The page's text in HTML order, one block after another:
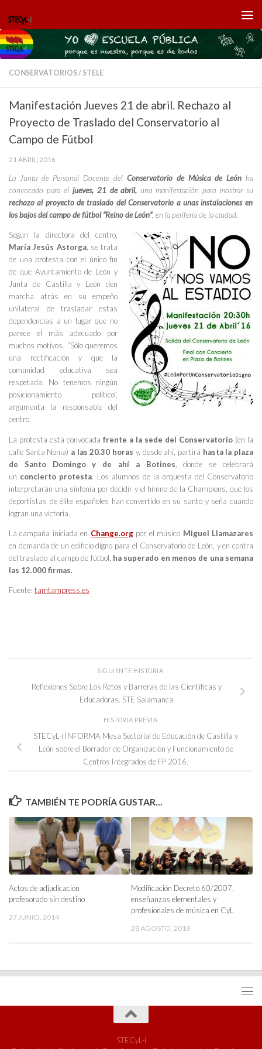
Saltar al contenido
CONSERVATORIOS/ STELE
Manifestación Jueves 21 de abril. Rechazo al
Proyecto de Traslado del Conservatorio al
Campo de Fútbol
21 ABRIL, 2016
La Junta de Personal Docente del Conservatorio de Música de León ha
convocado para el jueves, 21 de abril, una manifestación para mostrar su
rechazo al proyecto de traslado del Conservatorio a unas instalaciones en
los bajos del campo de fútbol “Reino de León”, en la periferia de la ciudad.
Según la directora del centro,
María Jesús Astorga, se trata
de una protesta con el único fin
de que Ayuntamiento de León y
Junta de Castilla y León den
marcha atrás en su empeño
unilateral de trasladar estas
dependencias a un lugar que no
parece el más adecuado por
muchos motivos. “Sólo queremos
una rectificación y que la
comunidad educativa sea
respetada. No tenemos ningún
posicionamiento político”,
argumenta la responsable del
centro.
La protesta está convocada frente a la sede del Conservatorio (en la
calle Santa Nonia) a las 20.30 horas y, desde ahí, partirá hasta la plaza
de Santo Domingo y de ahí a Botines , donde se celebrará
un concierto protesta. Los alumnos de la orquesta del Conservatorio
interpretarán una sinfonía por decidir y el himno de la Champions, que los
deportistas de élite españoles han convertido en su santo y seña cuando
logran una victoria.
La campaña iniciada en Change.org por el músico Miguel Llamazares
en demanda de un edificio digno para el Conservatorio de León, y en contra
del traslado al campo de fútbol, ha superado en menos de una semana
las 12.000 firmas.
Fuente: tamtampress.es
SIGUIENTE HISTORIA
Reflexiones Sobre Los Retos y Barreras de las Científicas y
Educadoras. STE Salamanca
HISTORIA PREVIA
STECyL-i INFORMA Mesa Sectorial de Educación de Castilla y
León sobre el Borrador de Organización y Funcionamiento de
Centros Integrados de FP 2016.
TAMBIÉN TE PODRÍA GUSTAR...
Actos de adjudicación
profesorado sin destino
27 JUNIO, 2014
Modificación Decreto 60/2007,
enseñanzas elementales y
profesionales de música en CyL
28 AGOSTO, 2018
STECyL-i